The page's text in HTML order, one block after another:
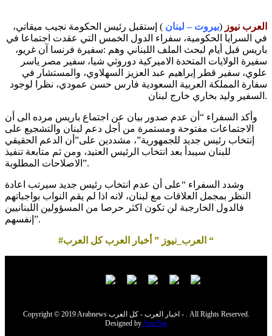
العرب نيوز (بيروت – لبنان ) إستقبل رئيس الحكومة نجيب ميقاتي،
في السرايا الحكومية، سفراء الدول الخمس التي عقدت اجتماعا في
باريس قبل أيام لبحث الملف اللبناني وهم :سفيرة فرنسا آن غريو،
سفيرة الولايات المتحدة الاميركية دوروثي شيا، سفير مصر ياسر
علوي، سفير قطر إبراهيم عبد العزيز السهلاوي، والمستشار في
سفارة المملكة العربية السعودية فارس حسن عمودي، نظرا لوجود
السفير وليد بخاري خارج لبنان.
وأكد السفراء “أن عدم صدور بيان عن اجتماع باريس مرده الى أن
الاجتماعات مفتوحة ومستمرة من أجل دعم لبنان والتشجيع على
إنتخاب رئيس جديد للجمهورية”، مشددين على”أن الدعم الحقيقي
للبنان سيبدأ بعد انتخاب الرئيس العتيد، ومن ثم متابعة تنفيذ
الاصلاحات المطلوبة”.
وشدد السفراء “على أن عدم انتخاب رئيس جديد سيرتب اعادة
النظر بمجمل العلاقات مع لبنان، لانه اذا لم يقم النواب بواجباتهم
فالدول الخارجبة لن تكون اكثر حرصا من المسؤولين اللبنانيين
إنفسهم”.
#العرب_نيوز ” أخبار العرب كل العرب “
Copyright © 2019 Arabnews اخبار العرب - كل العرب - . All Rights Reserved.
Designed byAmcTag